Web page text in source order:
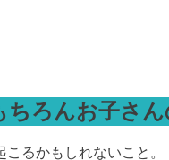
ろんお子さん
るかもしれないこと。